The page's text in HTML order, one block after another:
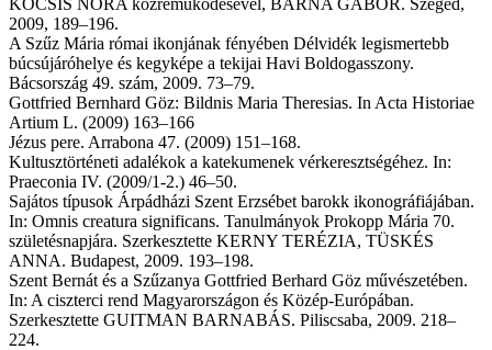
2009, 189–196.
A Szűz Mária római ikonjának fényében Délvidék legismertebb
búcsújáróhelye és kegyképe a tekijai Havi Boldogasszony.
Bácsország 49. szám, 2009. 73–79.
Gottfried Bernhard Göz: Bildnis Maria Theresias. In Acta Historiae
Artium L. (2009) 163–166
Jézus pere. Arrabona 47. (2009) 151–168.
Kultusztörténeti adalékok a katekumenek vérkeresztségéhez. In:
Praeconia IV. (2009/1-2.) 46–50.
Sajátos típusok Árpádházi Szent Erzsébet barokk ikonográfiájában.
In: Omnis creatura significans. Tanulmányok Prokopp Mária 70.
születésnapjára. Szerkesztette KERNY TERÉZIA, TÜSKÉS
ANNA. Budapest, 2009. 193–198.
Szent Bernát és a Szűzanya Gottfried Berhard Göz művészetében.
In: A ciszterci rend Magyarországon és Közép-Európában.
Szerkesztette GUITMAN BARNABÁS. Piliscsaba, 2009. 218–
224.